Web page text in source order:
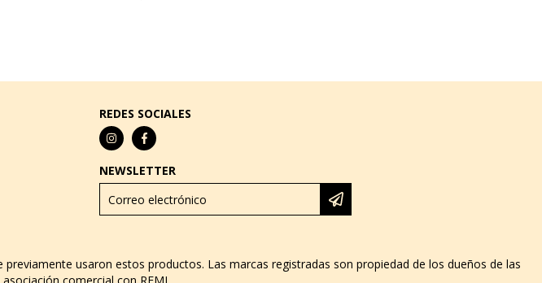
REDES SOCIALES
NEWSLETTER
usaron estos productos. Las marcas registradas son propiedad de los dueños de las